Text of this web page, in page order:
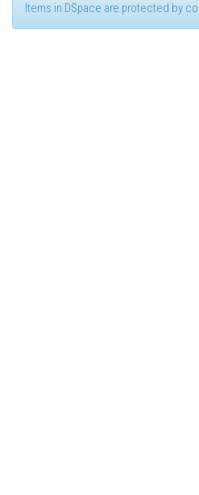
Items in DSpace are protected by